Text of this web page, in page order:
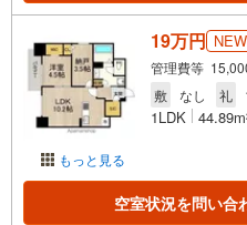
もっと見る
19万円 NEW
管理費等
敷
なし 礼
1LDK 44.89m
空室状況を問い合